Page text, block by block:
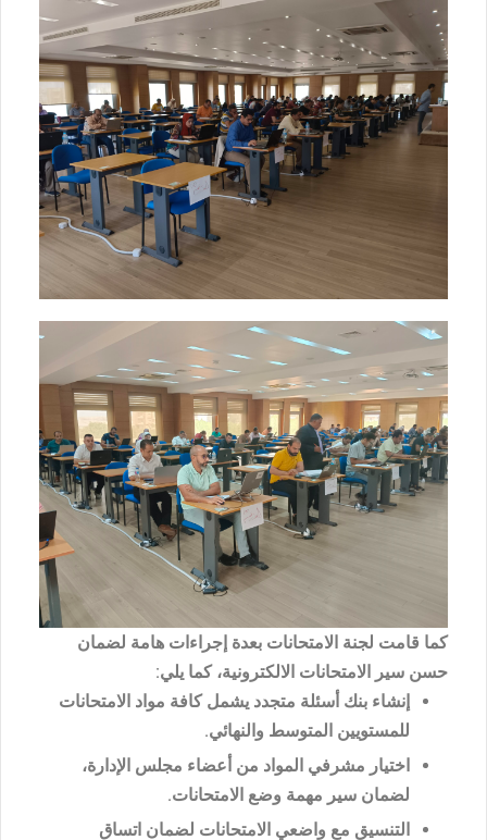
كما قامت لجنة الامتحانات بعدة إجراءات هامة لضمان
حسن سير الامتحانات الالكترونية، كما يلي:
إنشاء بنك أسئلة متجدد يشمل كافة مواد الامتحانات
للمستويين المتوسط والنهائي.
اختيار مشرفي المواد من أعضاء مجلس الإدارة،
لضمان سير مهمة وضع الامتحانات.
التنسيق مع واضعي الامتحانات لضمان اتساق